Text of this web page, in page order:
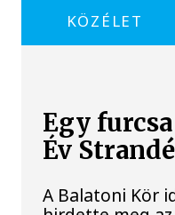
KÖZÉLET
Egy
Év
A Balatoni Kör